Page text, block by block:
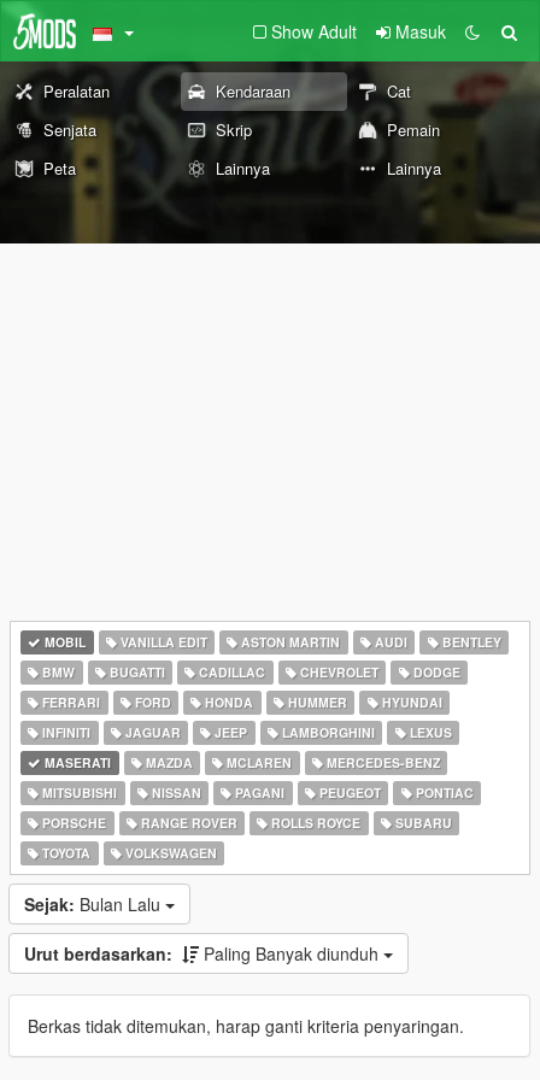
Show Adult Masuk
Peralatan Kendaraan
Cat
Senjata
Skrip
Pemain
Peta
Lainnya Lainnya
MOBIL VANILLA EDIT ASTON MARTIN AUDI
BENTLEY
BMW
BUGATTI CADILLAC CHEVROLET
DODGE
FERRARI
FORD HONDA HUMMER
HYUNDAI
INFINITI
JAGUAR JEEP LAMBORGHINI
LEXUS
MASERATI
MAZDA MCLAREN
MERCEDES-BENZ
MITSUBISHI
NISSAN PAGANI PEUGEOT
PONTIAC
PORSCHE
RANGE ROVER ROLLS ROYCE
SUBARU
TOYOTA
VOLKSWAGEN
Sejak: Bulan Lalu
Urut berdasarkan: Paling Banyak diunduh
Berkas tidak ditemukan, harap ganti kriteria penyaringan.